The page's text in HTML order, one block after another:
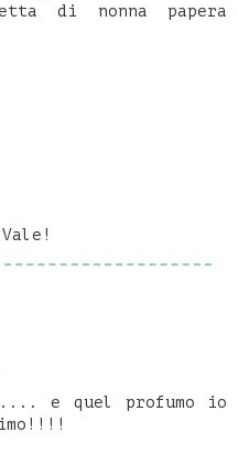
di nonna papera
e quel profumo io